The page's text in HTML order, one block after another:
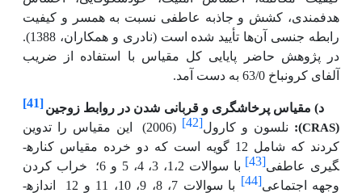
هدفمندی، کشش و جاذبه عاطفی نسبت به همسر و کیفیت
رابطه جنسی آن‌ها تأیید شده است (نادری و همکاران، 1388).
در پژوهش حاضر پایایی کل مقیاس با استفاده از ضریب
آلفای کرونباخ 63/0 به دست آمد.
د) مقیاس پرخاشگری و قربانی شدن در روابط زوجین[41]
(
CRAS
): نلسون و کارول[42]
(2006)
این مقیاس را تدوین
کردند که شامل 12 گویه است که دو خرده مقیاس کناره­
گیری عاطفی[43] با سوالات 1،2، 3، 4، 5 و 6؛
خراب کردن
وجهه اجتماعی[44] با سوالات 7، 8، 9، 10، 11 و 12
اندازه­